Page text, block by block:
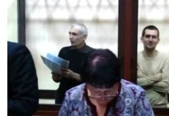
ВСЕ ЗА ДЕНЬ
СПЕЦПРОЕКТИ
ДЕПОРТАЦІЯ
ВІДЕОУРОКИ «ELIFBE»
СВІДЧЕННЯ ОКУПАЦІЇ
ЯК ОБІЙТИ БЛОКУВАННЯ
Русский
Qırımtatar